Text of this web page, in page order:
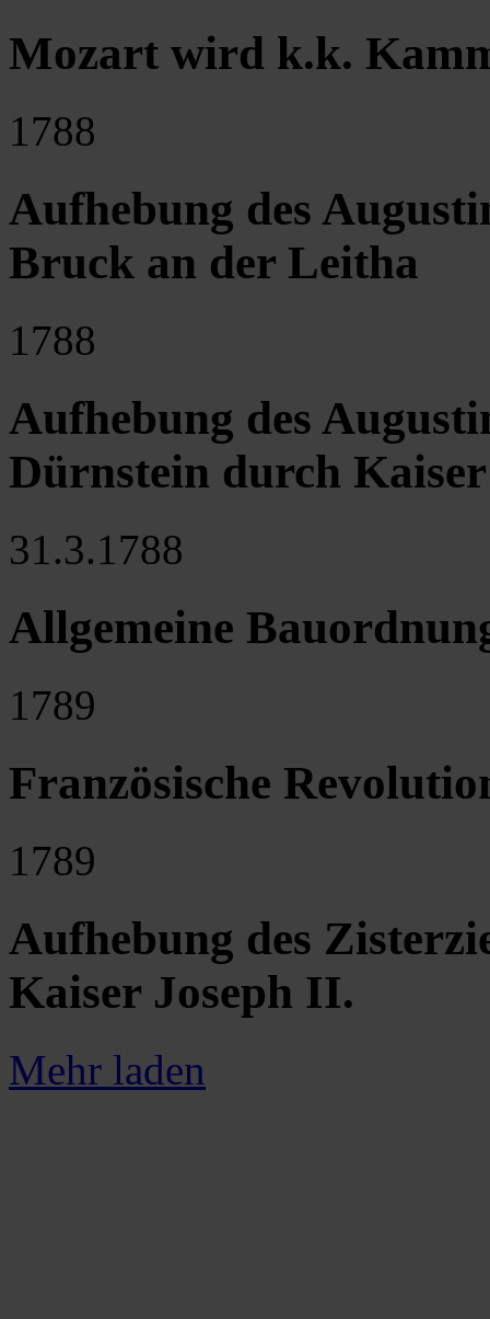
Mozart wird k.k.
1788
Aufhebung des
Bruck an der Leitha
1788
Aufhebung des
Dürnstein durch
31.3.1788
Allgemeine
1789
Französische
1789
Aufhebung des
Kaiser Joseph II.
Mehr laden